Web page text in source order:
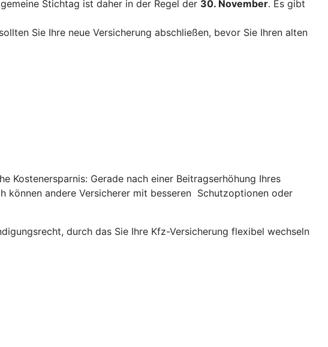
Stichtag ist daher in der Regel der 30. November. Es gibt
Sie Ihre neue Versicherung abschließen, bevor Sie Ihren alten
Kostenersparnis: Gerade nach einer Beitragserhöhung Ihres
können andere Versicherer mit besseren Schutzoptionen oder
durch das Sie Ihre Kfz-Versicherung flexibel wechseln